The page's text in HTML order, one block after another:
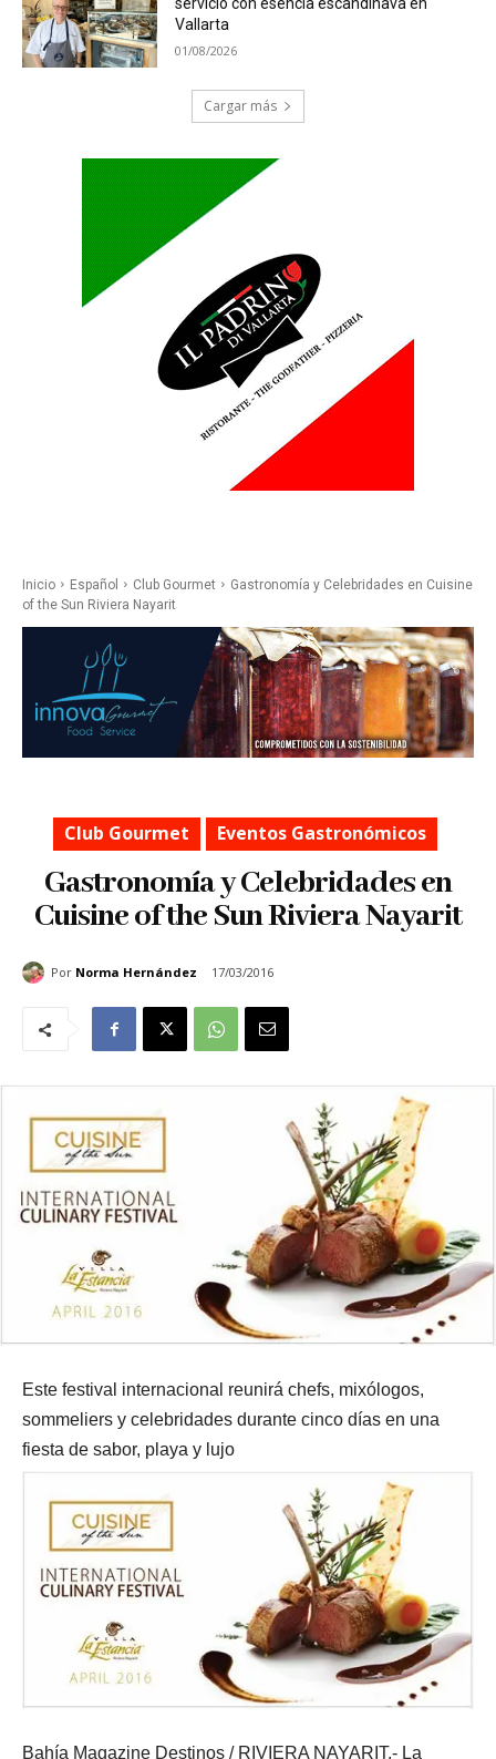
servicio con esencia escandinava en
Vallarta
01/08/2026
Cargar más